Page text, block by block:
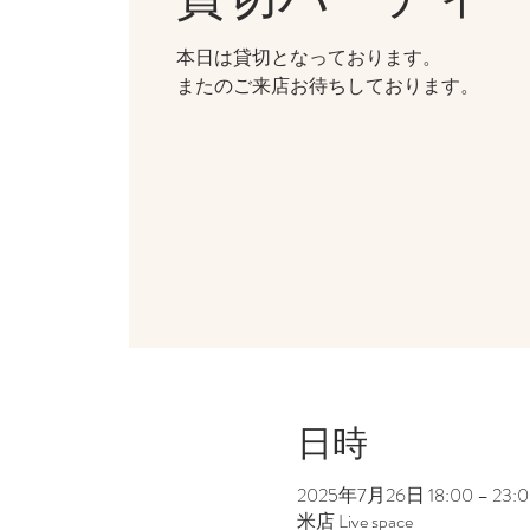
本日は貸切となっております。
またのご来店お待ちしております。
日時
2025年7月26日 18:00 –
米店 Live space